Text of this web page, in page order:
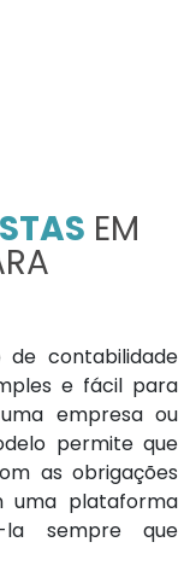
EM
contabilidade
e fácil para
empresa ou
permite que
as obrigações
uma plataforma
la sempre que